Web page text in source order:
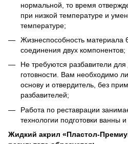
нормальной, то время
при низкой температуре и
температуре;
Жизнеспособность материала
соединения двух компонентов;
Не требуются разбавители
готовности. Вам необходимо
основу и отвердитель, без
разбавителей;
Работа по реставрации
технологии подготовки ванны
Жидкий акрил «Пластол-